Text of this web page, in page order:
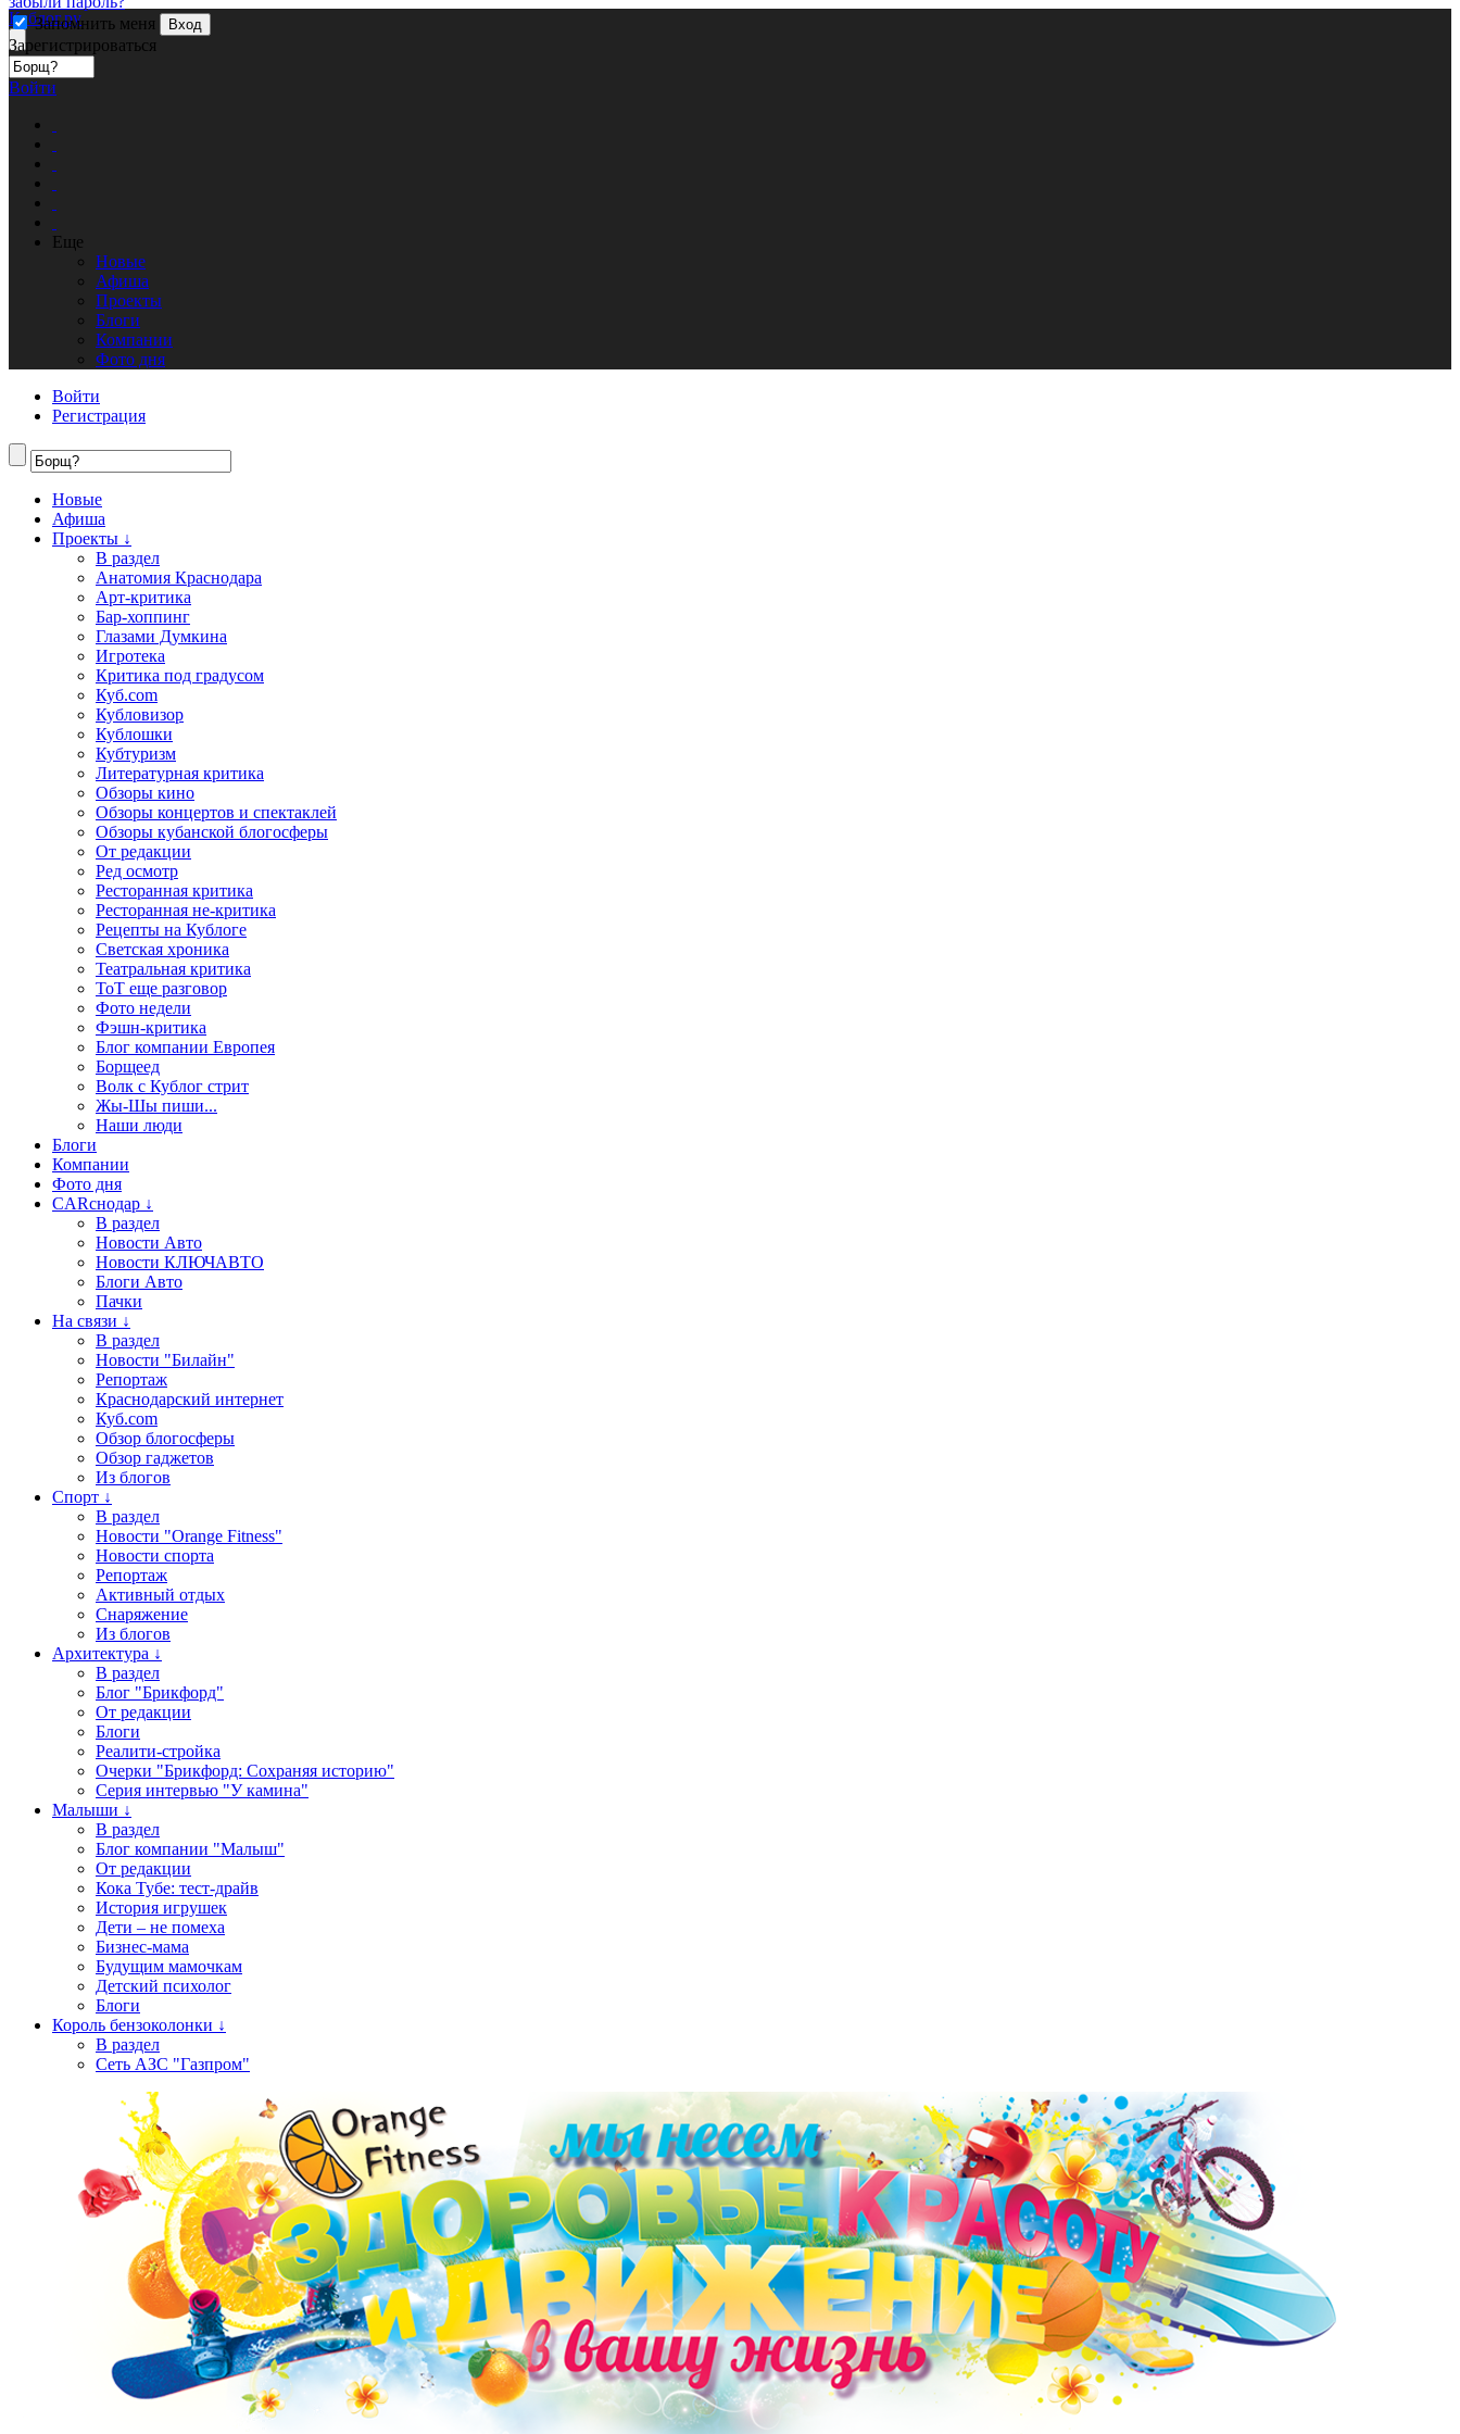
Запомнить меня
Вход
Зарегистрироваться
Кублог.ру
Войти
Еще
Новые
Афиша
Проекты
Блоги
Компании
Фото дня
Войти
Регистрация
Новые
Афиша
Проекты ↓
В раздел
Анатомия Краснодара
Арт-критика
Бар-хоппинг
Глазами Думкина
Игротека
Критика под градусом
Куб.com
Кубловизор
Кублошки
Кубтуризм
Литературная критика
Обзоры кино
Обзоры концертов и спектаклей
Обзоры кубанской блогосферы
От редакции
Ред осмотр
Ресторанная критика
Ресторанная не-критика
Рецепты на Кублоге
Светская хроника
Театральная критика
ТоТ еще разговор
Фото недели
Фэшн-критика
Блог компании Европея
Борщеед
Волк с Кублог стрит
Жы-Шы пиши...
Наши люди
Блоги
Компании
Фото дня
CARснодар ↓
В раздел
Новости Авто
Новости КЛЮЧАВТО
Блоги Авто
Пачки
На связи ↓
В раздел
Новости "Билайн"
Репортаж
Краснодарский интернет
Куб.com
Обзор блогосферы
Обзор гаджетов
Из блогов
Спорт ↓
В раздел
Новости "Orange Fitness"
Новости спорта
Репортаж
Активный отдых
Снаряжение
Из блогов
Архитектура ↓
В раздел
Блог "Брикфорд"
От редакции
Блоги
Реалити-стройка
Очерки "Брикфорд: Сохраняя историю"
Серия интервью "У камина"
Малыши ↓
В раздел
Блог компании "Малыш"
От редакции
Кока Тубе: тест-драйв
История игрушек
Дети – не помеха
Бизнес-мама
Будущим мамочкам
Детский психолог
Блоги
Король бензоколонки ↓
В раздел
Сеть АЗС "Газпром"